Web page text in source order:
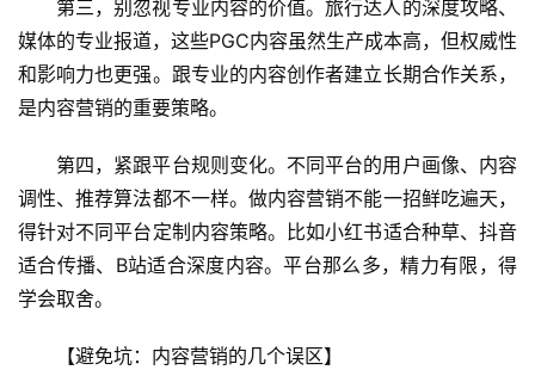
乡
村
振
智
慧
旅
游
第三，别忽视专业内容的价值。旅行达人的深度攻略、
媒体的专业报道，这些PGC内容虽然生产成本高，但权威性
和影响力也更强。跟专业的内容创作者建立长期合作关系，
是内容营销的重要策略。
第四，紧跟平台规则变化。不同平台的用户画像、内容
调性、推荐算法都不一样。做内容营销不能一招鲜吃遍天，
得针对不同平台定制内容策略。比如小红书适合种草、抖音
适合传播、B站适合深度内容。平台那么多，精力有限，得
学会取舍。
【避免坑：内容营销的几个误区】